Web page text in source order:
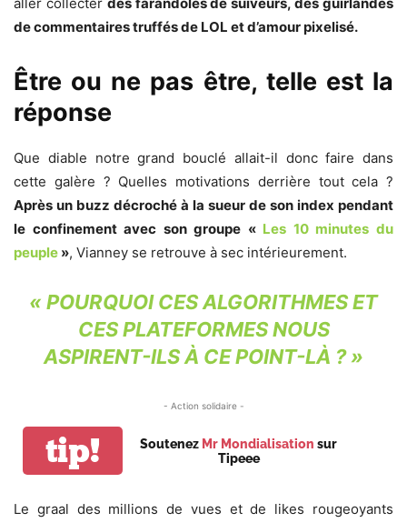
de commentaires truffés de LOL et d’amour pixelisé.
Être ou ne pas être, telle est la
réponse
Que diable notre grand bouclé allait-il donc faire dans
cette galère ? Quelles motivations derrière tout cela ?
Après un buzz décroché à la sueur de son index pendant
le confinement avec son groupe « Les 10 minutes du
peuple », Vianney se retrouve à sec intérieurement.
« POURQUOI CES ALGORITHMES ET
CES PLATEFORMES NOUS
ASPIRENT-ILS À CE POINT-LÀ ? »
- Action solidaire -
tip! Soutenez Mr Mondialisation sur
Tipeee
Le graal des millions de vues et de likes rougeoyants